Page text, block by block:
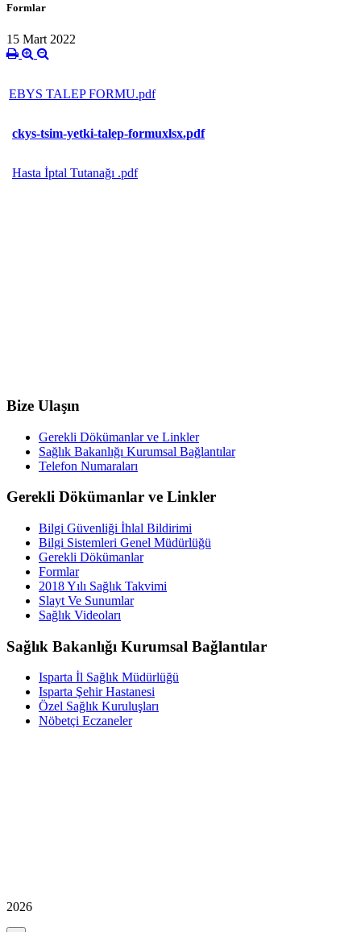
Formlar
15 Mart 2022
EBYS TALEP FORMU.pdf
ckys-tsim-yetki-talep-formuxlsx.pdf
Hasta İptal Tutanağı .pdf
Bize Ulaşın
Gerekli Dökümanlar ve Linkler
Sağlık Bakanlığı Kurumsal Bağlantılar
Telefon Numaraları
Gerekli Dökümanlar ve Linkler
Bilgi Güvenliği İhlal Bildirimi
Bilgi Sistemleri Genel Müdürlüğü
Gerekli Dökümanlar
Formlar
2018 Yılı Sağlık Takvimi
Slayt Ve Sunumlar
Sağlık Videoları
Sağlık Bakanlığı Kurumsal Bağlantılar
Isparta İl Sağlık Müdürlüğü
Isparta Şehir Hastanesi
Özel Sağlık Kuruluşları
Nöbetçi Eczaneler
2026